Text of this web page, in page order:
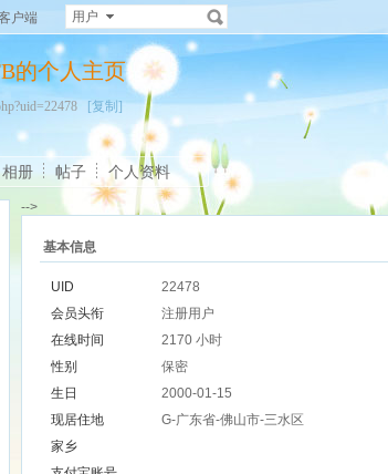
户端 用户
的个人主页
[复制]
相册 帖子 个人资料
-->
基本信息
UID
22478
会员头衔
注册用户
在线时间
2170 小时
性别
保密
生日
2000-01-15
现居住地
G-广东省-佛山市-三水区
家乡